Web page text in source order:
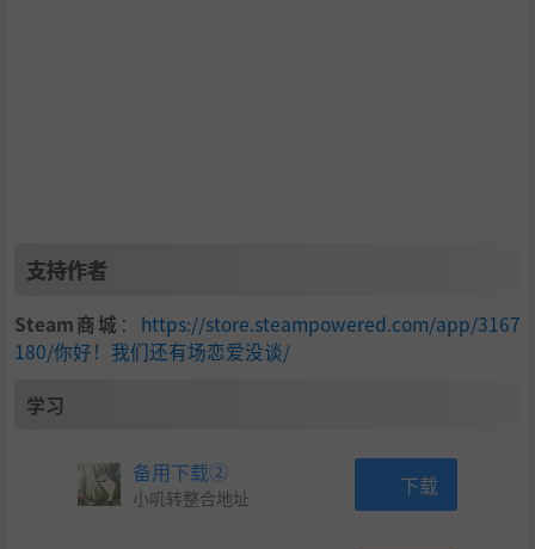
“奇幻穿越的爽快感受”，这是我们希望在作品里为您竭
丰富玩法，多样结局
全流程超过500分钟，二十多个不同结局，和每一个女主
之间不止有恋爱时的亲密接触、温暖告白，更有婚后生活
影游经典的选项、线索收集、QTE玩法，经过不同的包
支持作者
Steam商城 ： https://store.steampowered.com/app/3167
180/你好！我们还有场恋爱没谈/
学习
备用下载②
小叽转整合地址 下载